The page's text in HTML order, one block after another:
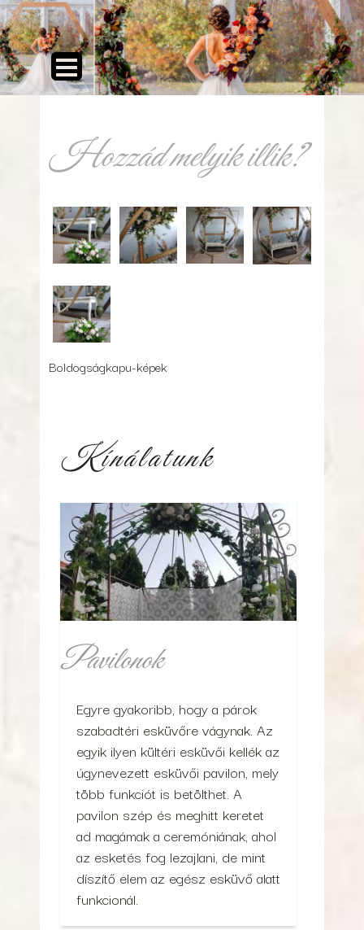
Hozzád melyik illik?
151614615_213164987212745_7489513149547980585_n.jpg
Boldogságkapu-képek
Kínálatunk
Pavilonok
Egyre gyakoribb, hogy a párok
szabadtéri esküvőre vágynak. Az
egyik ilyen kültéri esküvői kellék az
úgynevezett esküvői pavilon, mely
több funkciót is betölthet. A
pavilon szép és meghitt keretet
ad magámak a ceremóniának, ahol
az esketés fog lezajlani, de mint
díszítő elem az egész esküvő alatt
funkcionál.